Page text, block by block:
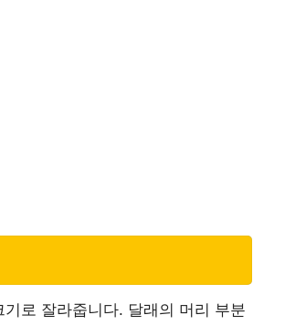
로 잘라줍니다. 달래의 머리 부분